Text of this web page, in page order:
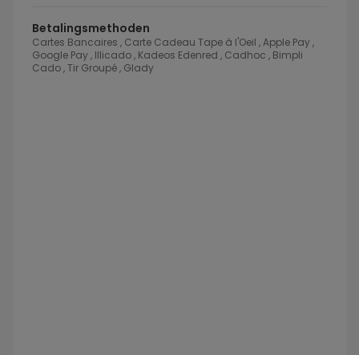
Betalingsmethoden
Cartes Bancaires , Carte Cadeau Tape à l'Oeil , Apple Pay ,
Google Pay , Illicado , Kadeos Edenred , Cadhoc , Bimpli
Cado , Tir Groupé , Glady